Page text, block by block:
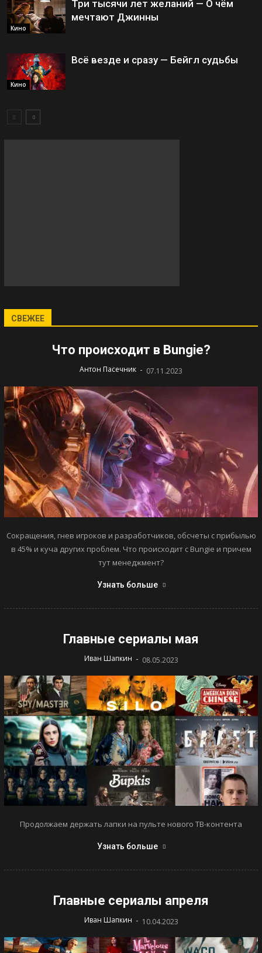
Кино
Три тысячи лет желаний — О чём
мечтают Джинны
Кино
Всё везде и сразу — Бейгл судьбы
СВЕЖЕЕ
Что происходит в Bungie?
Антон Пасечник - 07.11.2023
Сокращения, гнев игроков и разработчиков, обсчеты с прибылью
в 45% и куча других проблем. Что происходит с Bungie и причем
тут менеджмент?
Узнать больше
Главные сериалы мая
Иван Шапкин - 08.05.2023
Продолжаем держать лапки на пульте нового ТВ-контента
Узнать больше
Главные сериалы апреля
Иван Шапкин - 10.04.2023